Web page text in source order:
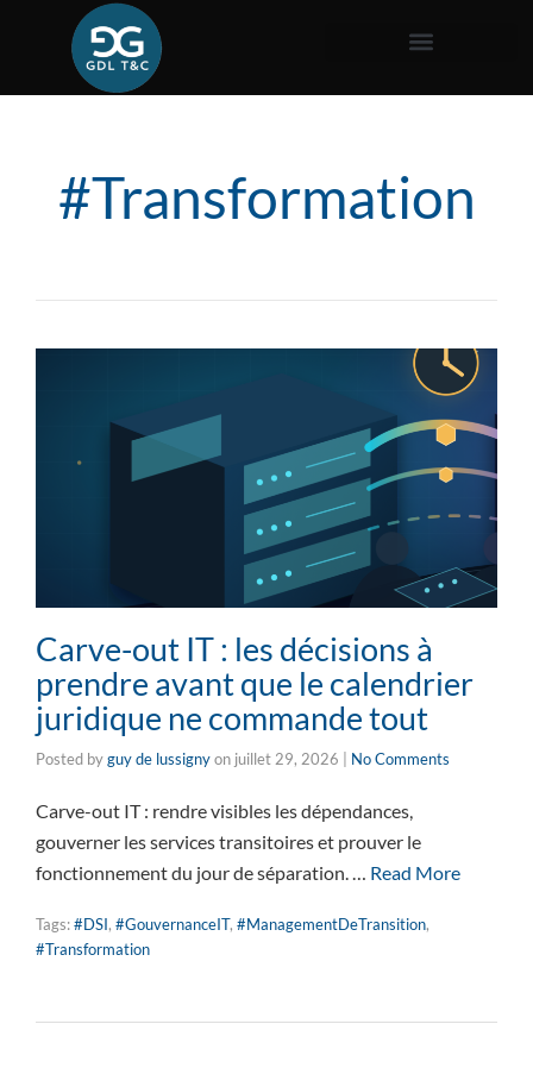
#Transformation
Carve-out IT : les décisions à
prendre avant que le calendrier
juridique ne commande tout
Posted byguy de lussignyon juillet 29, 2026 No Comments
Carve-out IT : rendre visibles les dépendances,
gouverner les services transitoires et prouver le
fonctionnement du jour de séparation. … Read More
Tags:#DSI, #GouvernanceIT, #ManagementDeTransition,
#Transformation